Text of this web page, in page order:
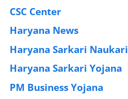
CSC Center
Haryana News
Haryana Sarkari Naukari
Haryana Sarkari Yojana
PM Business Yojana